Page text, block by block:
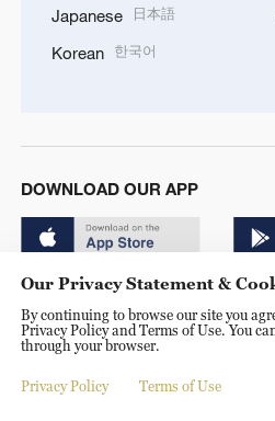
Japanese 日本語
Korean 한국어
DOWNLOAD OUR APP
© China Radio International.CRI. All
Shijingshan Road, Beijing, China.
Our Privacy Statement &
By continuing to browse our site you
Privacy Policy and Terms of Use. You
through your browser.
Privacy Policy Terms of Use